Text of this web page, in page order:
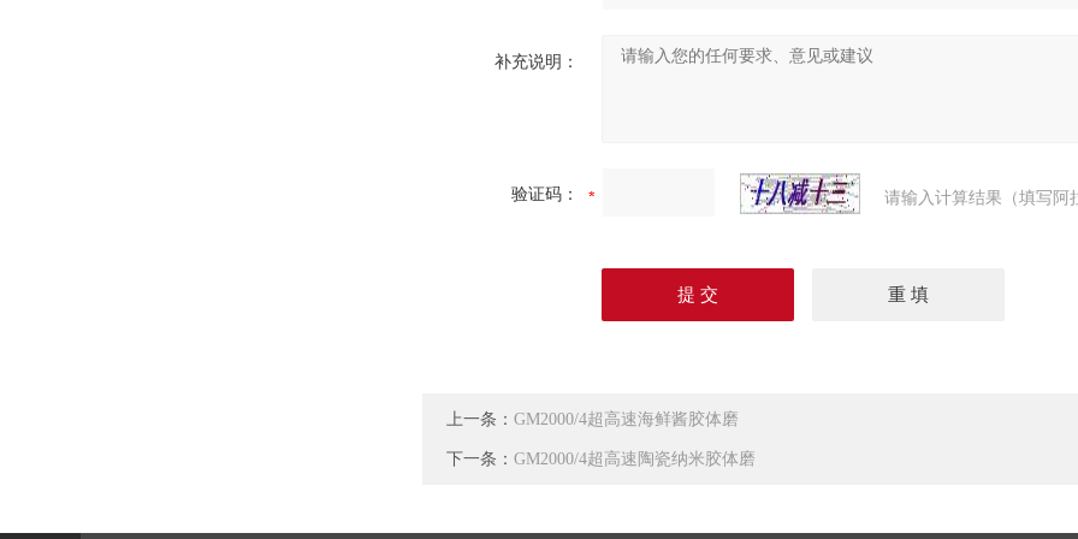
补充说明：
验证码： 请输入计算结果（填写阿
上一条：GM2000/4超高速海鲜酱胶体磨
下一条：GM2000/4超高速陶瓷纳米胶体磨